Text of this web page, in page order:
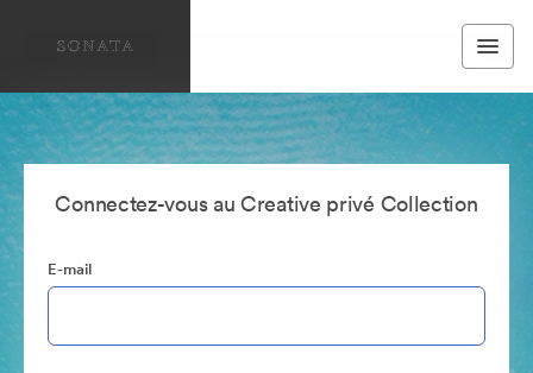
Connectez-vous au Creative privé Collection
E-mail